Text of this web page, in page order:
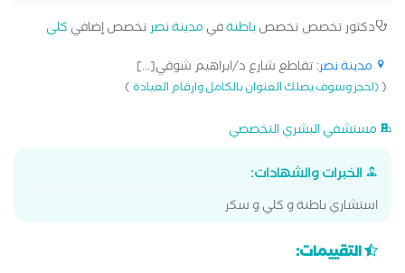
دكتور تخصص تخصصباطنةفي مدينة نصرتخصص إضافي كلى
مدينة نصر: تقاطع شارع د/ابراهيم شوقي[...]
((احجز وسوف يصلك العنوان بالكامل وارقام العيادة)
مستشفي البشري التخصصي
الخبرات والشهادات:
استشاري باطنة و كلي و سكر
التقييمات: